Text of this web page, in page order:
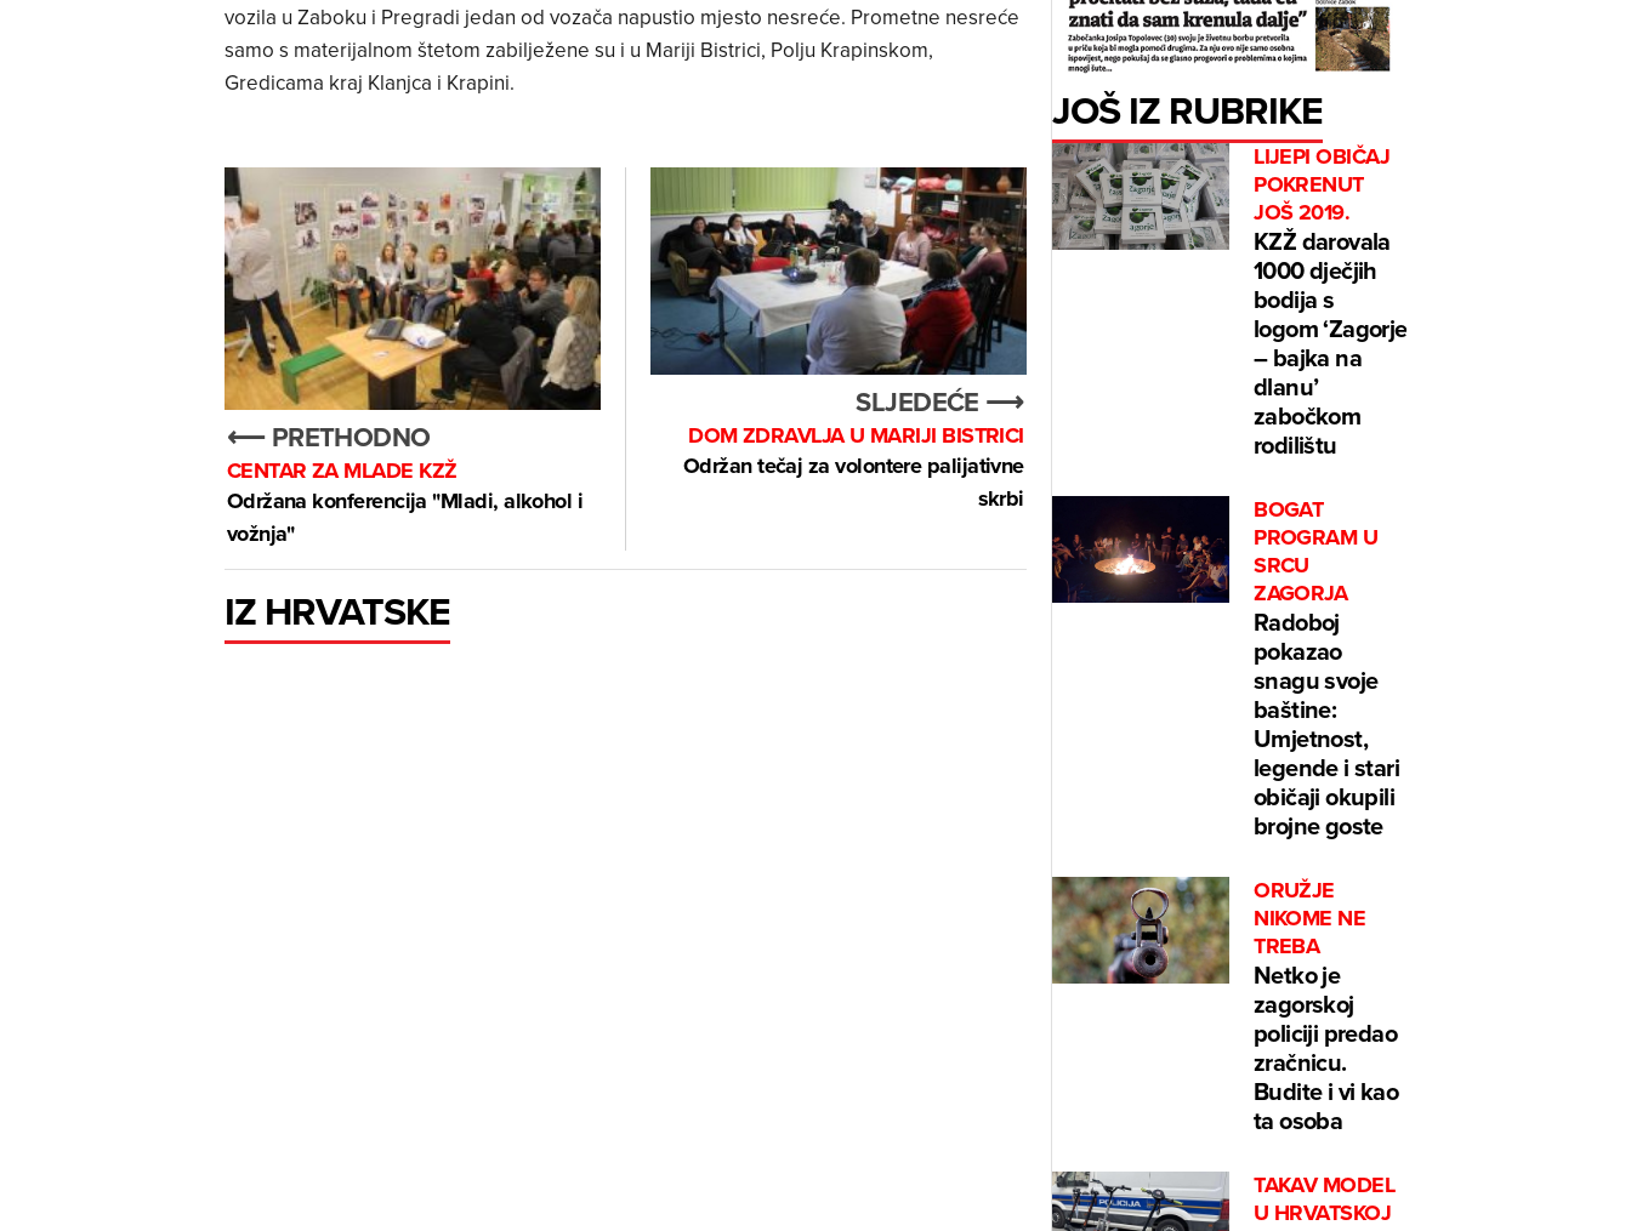
vozila u Zaboku i Pregradi jedan od vozača napustio mjesto nesreće. Prometne nesreće
samo s materijalnom štetom zabilježene su i u Mariji Bistrici, Polju Krapinskom,
Gredicama kraj Klanjca i Krapini.
⟵ PRETHODNO
CENTAR ZA MLADE KZŽ
Održana konferencija "Mladi, alkohol i
vožnja"
SLJEDEĆE ⟶
DOM ZDRAVLJA U MARIJI BISTRICI
Održan tečaj za volontere palijativne
skrbi
IZ HRVATSKE
JOŠ IZ RUBRIKE
LIJEPI OBIČAJ
POKRENUT
JOŠ 2019.
KZŽ darovala
1000 dječjih
bodija s
logom ‘Zagorje
– bajka na
dlanu’
zabočkom
rodilištu
BOGAT
PROGRAM U
SRCU
ZAGORJA
Radoboj
pokazao
snagu svoje
baštine:
Umjetnost,
legende i stari
običaji okupili
brojne goste
ORUŽJE
NIKOME NE
TREBA
Netko je
zagorskoj
policiji predao
zračnicu.
Budite i vi kao
ta osoba
TAKAV MODEL
U HRVATSKOJ